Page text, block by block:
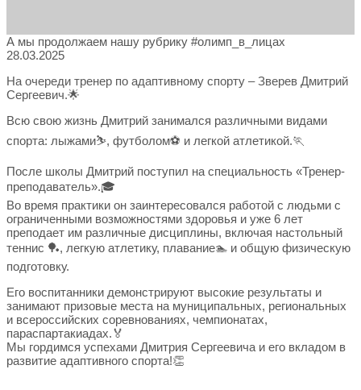
А мы продолжаем нашу рубрику #олимп_в_лицах
28.03.2025
На очереди тренер по адаптивному спорту – Зверев Дмитрий
Сергеевич.🌟
Всю свою жизнь Дмитрий занимался различными видами
спорта: лыжами⛷️, футболом⚽ и легкой атлетикой.🏃
После школы Дмитрий поступил на специальность «Тренер-
преподаватель».🎓
Во время практики он заинтересовался работой с людьми с
ограниченными возможностями здоровья и уже 6 лет
преподает им различные дисциплины, включая настольный
теннис 🏓, легкую атлетику, плавание🏊 и общую физическую
подготовку.
Его воспитанники демонстрируют высокие результаты и
занимают призовые места на муниципальных, региональных
и всероссийских соревнованиях, чемпионатах,
параспартакиадах.🏅
Мы гордимся успехами Дмитрия Сергеевича и его вкладом в
развитие адаптивного спорта!👏